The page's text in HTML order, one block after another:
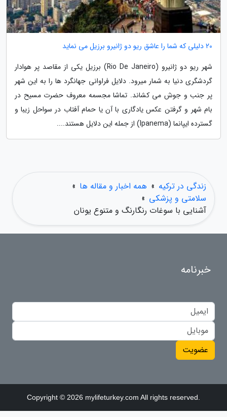
20 دلیلی که شما را عاشق ریو دو ژانیرو برزیل می نماید
شهر ریو دو ژانیرو (Rio De Janeiro) برزیل یکی از مقاصد پر هوادار
گردشگری دنیا به شمار میرود. دلایل فراوانی جهانگرد ها را به این شهر
پر جنب و جوش می کشاند. تماشا مجسمه معروف حضرت مسیح در
بام شهر و گرفتن عکس یادگاری با آن یا حمام آفتاب در سواحل زیبا و
گسترده ایپانما (Ipanema) از جمله این دلایل هستند....
زندگی در ترکیه » همه اخبار و مقاله ها »
سلامتی و پزشکی »
آشنایی با سوغات رنگارنگ و متنوع یونان
خبرنامه
عضویت
Copyright © 2026 mylifeturkey.com All rights reserved.